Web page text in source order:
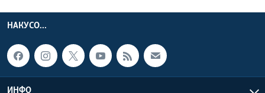
НАКУСО...
ИНФО